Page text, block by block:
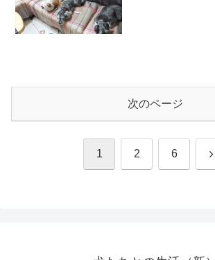
次のページ
1 2 6 次